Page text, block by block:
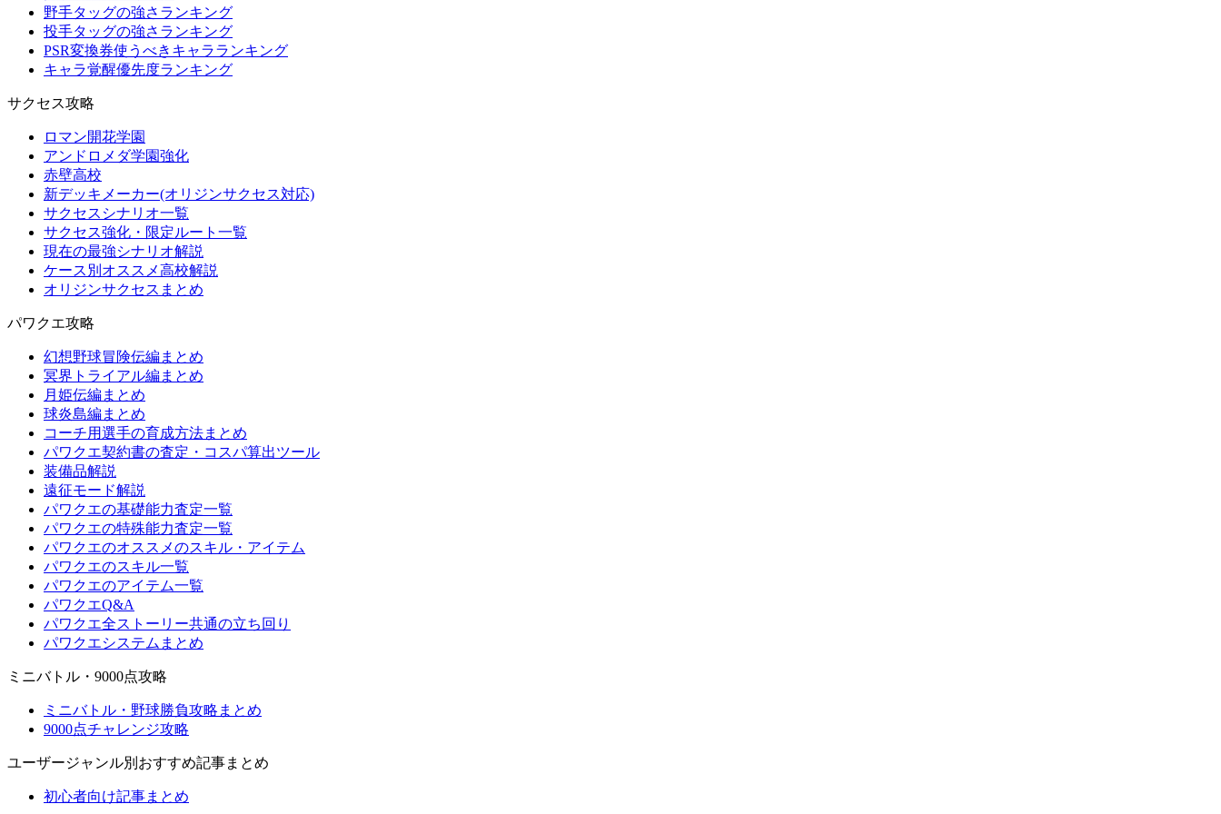
野手タッグの強さランキング
投手タッグの強さランキング
PSR変換券使うべきキャラランキング
キャラ覚醒優先度ランキング
サクセス攻略
ロマン開花学園
アンドロメダ学園強化
赤壁高校
新デッキメーカー(オリジンサクセス対応)
サクセスシナリオ一覧
サクセス強化・限定ルート一覧
現在の最強シナリオ解説
ケース別オススメ高校解説
オリジンサクセスまとめ
パワクエ攻略
幻想野球冒険伝編まとめ
冥界トライアル編まとめ
月姫伝編まとめ
球炎島編まとめ
コーチ用選手の育成方法まとめ
パワクエ契約書の査定・コスパ算出ツール
装備品解説
遠征モード解説
パワクエの基礎能力査定一覧
パワクエの特殊能力査定一覧
パワクエのオススメのスキル・アイテム
パワクエのスキル一覧
パワクエのアイテム一覧
パワクエQ&A
パワクエ全ストーリー共通の立ち回り
パワクエシステムまとめ
ミニバトル・9000点攻略
ミニバトル・野球勝負攻略まとめ
9000点チャレンジ攻略
ユーザージャンル別おすすめ記事まとめ
初心者向け記事まとめ